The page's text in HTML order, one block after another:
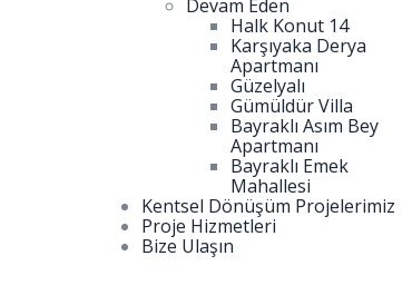
Devam Eden
Halk Konut 14
Karşıyaka Derya
Apartmanı
Güzelyalı
Gümüldür Villa
Bayraklı Asım Bey
Apartmanı
Bayraklı Emek
Mahallesi
Kentsel Dönüşüm Projelerimiz
Proje Hizmetleri
Bize Ulaşın